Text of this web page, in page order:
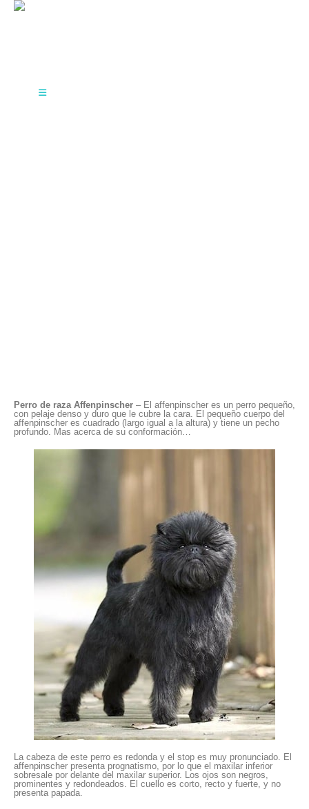
Perro de raza Affenpinscher – El affenpinscher es un perro pequeño,
con pelaje denso y duro que le cubre la cara. El pequeño cuerpo del
affenpinscher es cuadrado (largo igual a la altura) y tiene un pecho
profundo. Mas acerca de su conformación…
La cabeza de este perro es redonda y el stop es muy pronunciado. El
affenpinscher presenta prognatismo, por lo que el maxilar inferior
sobresale por delante del maxilar superior. Los ojos son negros,
prominentes y redondeados. El cuello es corto, recto y fuerte, y no
presenta papada.